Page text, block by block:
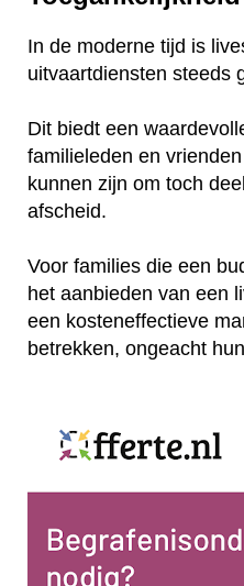
In de moderne tijd is
uitvaartdiensten steeds
Dit biedt een
familieleden en
kunnen zijn om toch
afscheid.
Voor families die een
het aanbieden van een
een kosteneffectieve
betrekken, ongeacht